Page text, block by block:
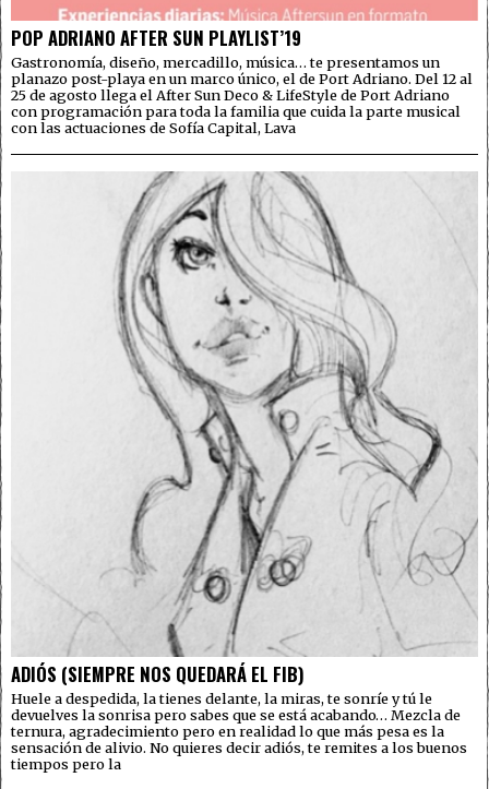
POP ADRIANO AFTER SUN PLAYLIST’19
Gastronomía, diseño, mercadillo, música… te presentamos un
planazo post-playa en un marco único, el de Port Adriano. Del 12 al
25 de agosto llega el After Sun Deco & LifeStyle de Port Adriano
con programación para toda la familia que cuida la parte musical
con las actuaciones de Sofía Capital, Lava
ADIÓS (SIEMPRE NOS QUEDARÁ EL FIB)
Huele a despedida, la tienes delante, la miras, te sonríe y tú le
devuelves la sonrisa pero sabes que se está acabando… Mezcla de
ternura, agradecimiento pero en realidad lo que más pesa es la
sensación de alivio. No quieres decir adiós, te remites a los buenos
tiempos pero la